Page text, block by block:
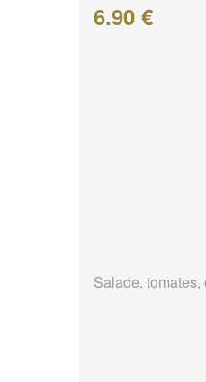
6.90 €
Salade,